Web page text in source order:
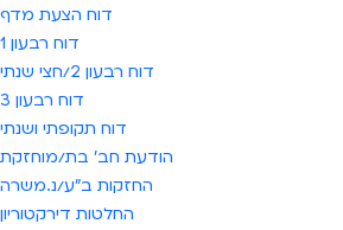
דוח הצעת מדף
דוח רבעון 1
דוח רבעון 2/חצי שנתי
דוח רבעון 3
דוח תקופתי ושנתי
הודעת חב' בת/מוחזקת
החזקות ב"ע/נ.משרה
החלטות דירקטוריון